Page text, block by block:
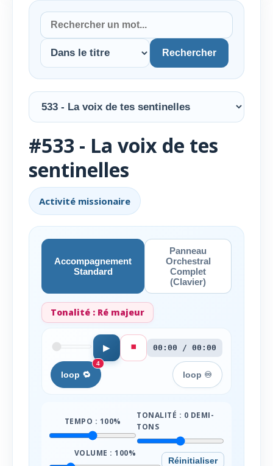
Rechercher
#533 - La voix de tes
sentinelles
Activité missionaire
Accompagnement
Standard
Panneau
Orchestral
Complet
(Clavier)
Tonalité : Ré majeur
▶ ⏹️ 00:00 / 00:00
loop 🔁
4
loop ♾️
TEMPO : 100%
TONALITÉ : 0 DEMI-
TONS
VOLUME :100%
Réinitialiser